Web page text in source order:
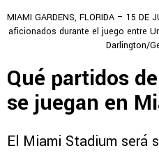
MIAMI GARDENS, FLORIDA – 15
aficionados durante el juego entre
Darlington/
Qué partidos
se juegan en
El Miami Stadium será